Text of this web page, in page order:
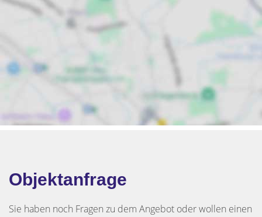
Objektanfrage
Sie haben noch Fragen zu dem Angebot oder wollen einen